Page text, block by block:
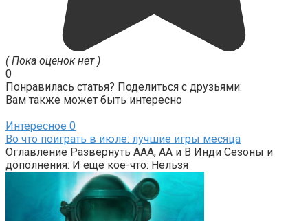
( Пока оценок нет )
0
Понравилась статья? Поделиться с друзьями:
Вам также может быть интересно
Интересное 0
Во что поиграть в июле: лучшие игры месяца
Оглавление Развернуть AAA, AA и B Инди Сезоны и
дополнения: И еще кое-что: Нельзя